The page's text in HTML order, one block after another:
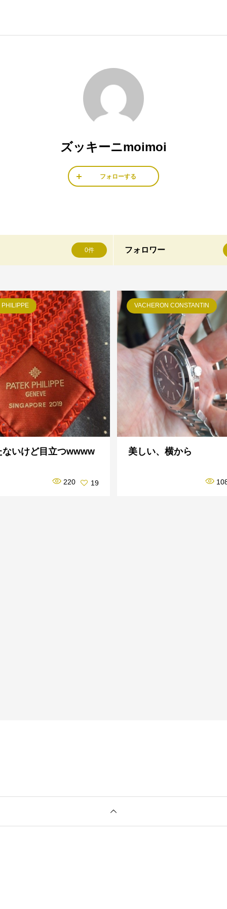
ズッキーニmoimoi
フォローする
0件 フォロワー
PHILIPPE
ないけど目立つwwww
220 19
VACHERON CONSTANTIN
美しい、横から